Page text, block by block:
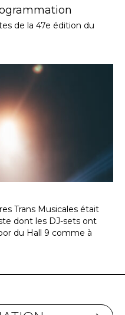
de la 47e édition du
Trans Musicales était
dont les DJ-sets ont
du Hall 9 comme à